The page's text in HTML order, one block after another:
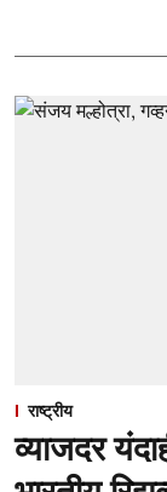
राष्ट्रीय
व्याजदर